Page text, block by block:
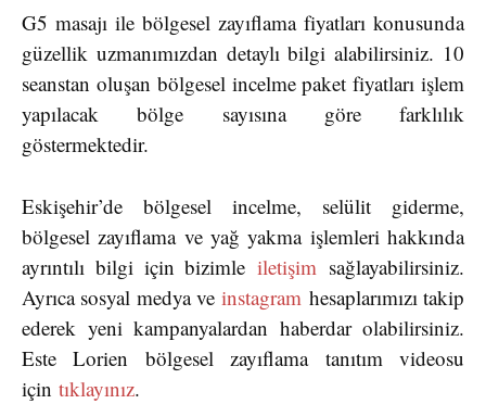
G5 masajı ile bölgesel zayıflama fiyatları konusunda
güzellik uzmanımızdan detaylı bilgi alabilirsiniz. 10
seanstan oluşan bölgesel incelme paket fiyatları işlem
yapılacak bölge sayısına göre farklılık
göstermektedir.
Eskişehir’de bölgesel incelme, selülit giderme,
bölgesel zayıflama ve yağ yakma işlemleri hakkında
ayrıntılı bilgi için bizimleiletişim sağlayabilirsiniz.
Ayrıca sosyal medya veinstagram hesaplarımızı takip
ederek yeni kampanyalardan haberdar olabilirsiniz.
Este Lorien bölgesel zayıflama tanıtım videosu
için tıklayınız.